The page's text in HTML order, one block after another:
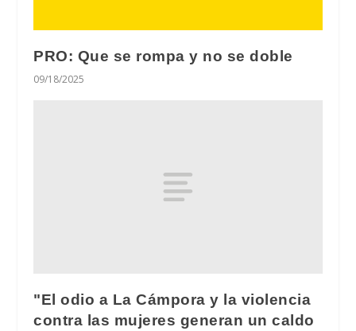
PRO: Que se rompa y no se doble
09/18/2025
"El odio a La Cámpora y la violencia
contra las mujeres generan un caldo